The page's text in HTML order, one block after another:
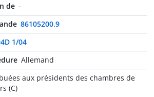
de -
86105200.9
1/04
Allemand
aux présidents des chambres de
(C)